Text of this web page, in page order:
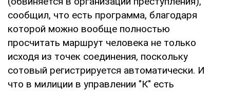
сообщил, что есть программа, благодаря
которой можно вообще полностью
просчитать маршрут человека не только
исходя из точек соединения, поскольку
сотовый регистрируется автоматически. И
что в милиции в управлении "К" есть